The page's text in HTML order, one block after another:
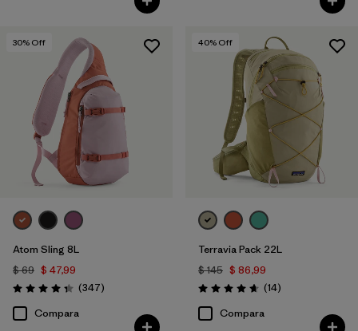
30% Off
Atom Sling 8L
$ 69 $ 47,99
Valoración: 4.3 / 5
(347Comentarios
)
Compara
40% Off
Terravia Pack 22L
$ 145 $ 86,99
Valoración: 4.6 / 5
(14Comentarios
)
Compara